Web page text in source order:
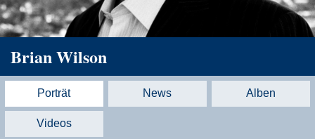
Brian Wilson
Porträt News Alben
Videos